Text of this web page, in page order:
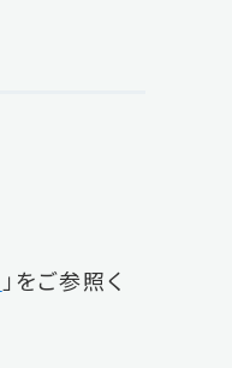
」をご参照く